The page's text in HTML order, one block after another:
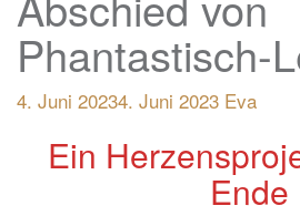
Phantastisch-
4. Juni 20234. Juni 2023 Eva
Ein
Ende